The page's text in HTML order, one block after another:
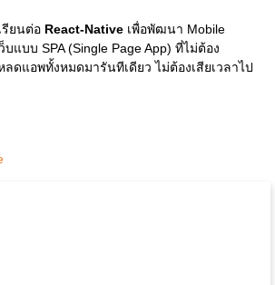
รียนต่อ React-Native เพื่อพัฒนา Mobile
แบบ SPA (Single Page App) ที่ไม่ต้อง
ดแอพทั้งหมดมารันทีเดียว ไม่ต้องเสียเวลาไป